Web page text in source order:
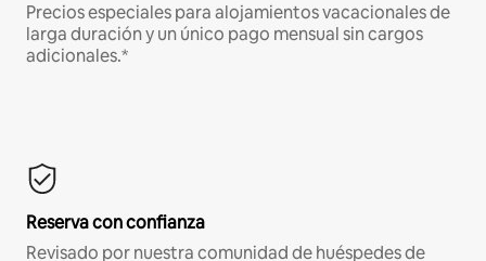
Precios especiales para alojamientos vacacionales de
larga duración y un único pago mensual sin cargos
adicionales.*
Reserva con confianza
Revisado por nuestra comunidad de huéspedes de